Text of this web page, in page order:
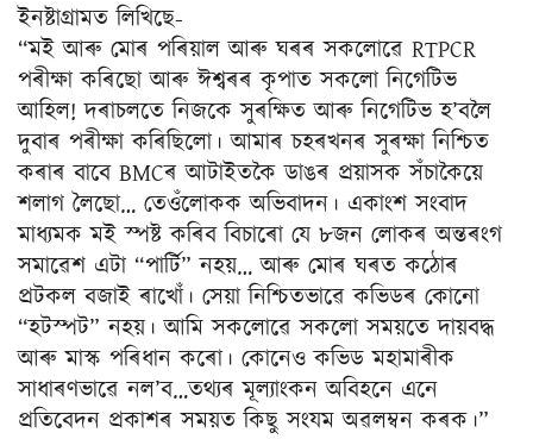
ইনষ্টাগ্ৰামত লিখিছে-
“মই আৰু মোৰ পৰিয়াল আৰু ঘৰৰ সকলোৱে RTPCR
পৰীক্ষা কৰিছো আৰু ঈশ্বৰৰ কৃপাত সকলো নিগেটিভ
আহিল! দৰাচলতে নিজকে সুৰক্ষিত আৰু নিগেটিভ হ’বলৈ
দুবাৰ পৰীক্ষা কৰিছিলো। আমাৰ চহৰখনৰ সুৰক্ষা নিশ্চিত
কৰাৰ বাবে BMCৰ আটাইতকৈ ডাঙৰ প্ৰয়াসক সঁচাকৈয়ে
শলাগ লৈছো… তেওঁলোকক অভিবাদন। একাংশ সংবাদ
মাধ্যমক মই স্পষ্ট কৰিব বিচাৰো যে ৮জন লোকৰ অন্তৰংগ
সমাৱেশ এটা “পাৰ্টি” নহয়… আৰু মোৰ ঘৰত কঠোৰ
প্ৰটকল বজাই ৰাখোঁ। সেয়া নিশ্চিতভাৱে কভিডৰ কোনো
“হটস্পট” নহয়। আমি সকলোৱে সকলো সময়তে দায়বদ্ধ
আৰু মাস্ক পৰিধান কৰো। কোনেও কভিড মহামাৰীক
সাধাৰণভাৱে নল’ব…তথ্যৰ মূল্যাংকন অবিহনে এনে
প্ৰতিবেদন প্ৰকাশৰ সময়ত কিছু সংযম অৱলম্বন কৰক।”